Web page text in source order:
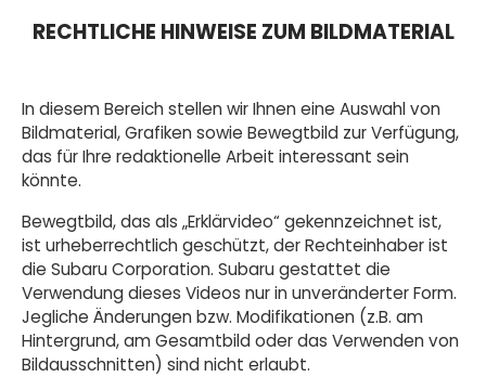
RECHTLICHE HINWEISE ZUM BILDMATERIAL
In diesem Bereich stellen wir Ihnen eine Auswahl von
Bildmaterial, Grafiken sowie Bewegtbild zur Verfügung,
das für Ihre redaktionelle Arbeit interessant sein
könnte.
Bewegtbild, das als „Erklärvideo“ gekennzeichnet ist,
ist urheberrechtlich geschützt, der Rechteinhaber ist
die Subaru Corporation. Subaru gestattet die
Verwendung dieses Videos nur in unveränderter Form.
Jegliche Änderungen bzw. Modifikationen (z.B. am
Hintergrund, am Gesamtbild oder das Verwenden von
Bildausschnitten) sind nicht erlaubt.